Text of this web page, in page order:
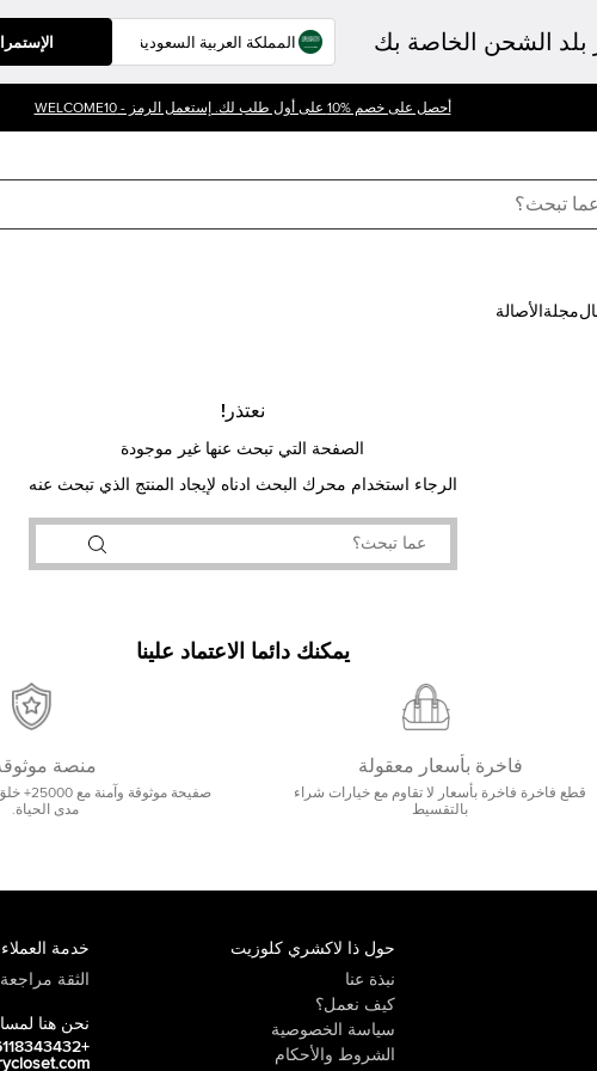
بلد الشحن الخاصة بك
أحصل على خصم %10 على أول طلب لك. إستعمل الرمز - WELCOME10
مجلة الأصالة
نعتذر!
الصفحة التي تبحث عنها غير موجودة
الرجاء استخدام محرك البحث ادناه لإيجاد المنتج الذي تبحث عنه
يمكنك دائما الاعتماد علينا
فاخرة بأسعار معقولة
قطع فاخرة فاخرة بأسعار لا تقاوم مع خيارات شراء
بالتقسيط
منصة
صفيحة
مدى الحياة.
حول ذا لاكشري كلوزيت
نبذة عنا
كيف نعمل؟
سياسة الخصوصية
الشروط والأحكام
خدمة العملاء
الثقة مراجعة
نحن هنا
+966118343432